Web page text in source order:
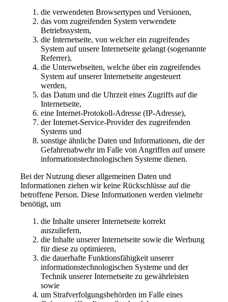
die verwendeten Browsertypen und Versionen,
das vom zugreifenden System verwendete
Betriebssystem,
die Internetseite, von welcher ein zugreifendes
System auf unsere Internetseite gelangt (sogenannte
Referrer),
die Unterwebseiten, welche über ein zugreifendes
System auf unserer Internetseite angesteuert
werden,
das Datum und die Uhrzeit eines Zugriffs auf die
Internetseite,
eine Internet-Protokoll-Adresse (IP-Adresse),
der Internet-Service-Provider des zugreifenden
Systems und
sonstige ähnliche Daten und Informationen, die der
Gefahrenabwehr im Falle von Angriffen auf unsere
informationstechnologischen Systeme dienen.
Bei der Nutzung dieser allgemeinen Daten und
Informationen ziehen wir keine Rückschlüsse auf die
betroffene Person. Diese Informationen werden vielmehr
benötigt, um
die Inhalte unserer Internetseite korrekt
auszuliefern,
die Inhalte unserer Internetseite sowie die Werbung
für diese zu optimieren,
die dauerhafte Funktionsfähigkeit unserer
informationstechnologischen Systeme und der
Technik unserer Internetseite zu gewährleisten
sowie
um Strafverfolgungsbehörden im Falle eines